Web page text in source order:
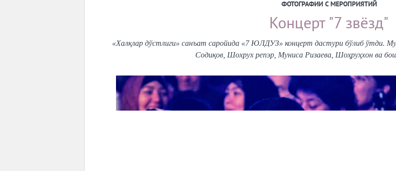
ФОТОГРАФИИ С МЕРОПРИЯТИЙ
Концерт "7 звёзд"
«Халқлар дўстлиги» санъат саройида «7 ЮЛДУЗ» концерт дастури бўлиб ўтди.
Содиқов, Шохрух репэр, Муниса Ризаева, Шоҳруҳхон ва